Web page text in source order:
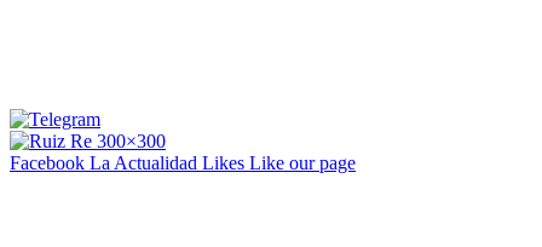
Facebook La Actualidad Likes Like our page